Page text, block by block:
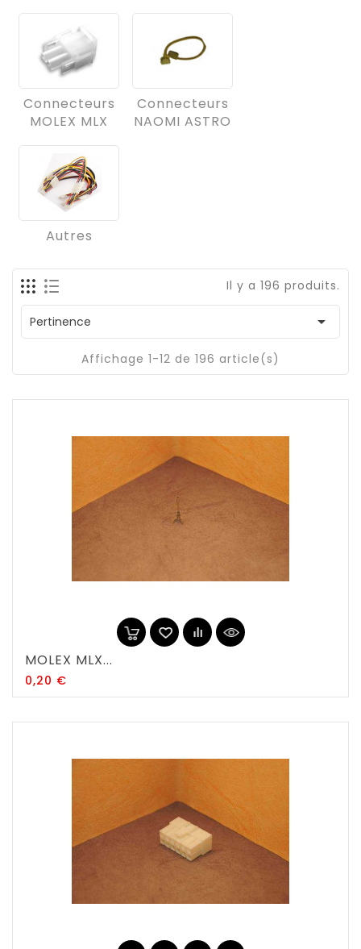
Connecteurs
MOLEX MLX
Connecteurs
NAOMI ASTRO
Autres
Il y a 196 produits.
Pertinence 
Affichage 1-12 de 196 article(s)
MOLEX MLX...
0,20 €